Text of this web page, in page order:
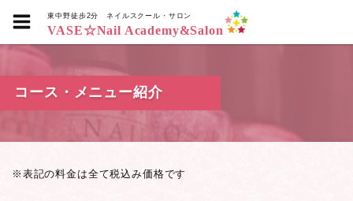
東中野徒歩2分ネイルスクール・サロン
VASE☆Nail Academy&Salon
コース・メニュー紹介
※表記の料金は全て税込み価格です